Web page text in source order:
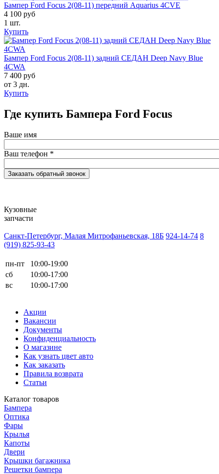
Бампер Ford Focus 2(08-11) передний Aquarius 4CVE
4 100 руб
1 шт.
Купить
Бампер Ford Focus 2(08-11) задний СЕДАН Deep Navy Blue
4CWA
7 400 руб
от 3 дн.
Купить
Где купить Бампера Ford Focus
Ваше имя
Ваш телефон *
Кузовные
запчасти
Санкт-Петербург, Малая Митрофаньевская, 18Б 924-14-74 8
(919) 825-93-43
пн-пт
10:00-19:00
сб
10:00-17:00
вс
10:00-17:00
Акции
Вакансии
Документы
Конфиденциальность
О магазине
Как узнать цвет авто
Как заказать
Правила возврата
Статьи
Каталог товаров
Бампера
Оптика
Фары
Крылья
Капоты
Двери
Крышки багажника
Решетки бампера